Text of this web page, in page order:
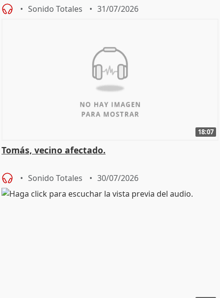
Sonido Totales 31/07/2026
18:07
Tomás, vecino afectado.
Sonido Totales 30/07/2026